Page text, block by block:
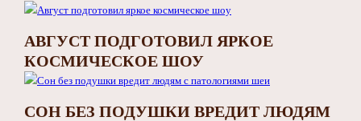
АВГУСТ ПОДГОТОВИЛ ЯРКОЕ
КОСМИЧЕСКОЕ ШОУ
СОН БЕЗ ПОДУШКИ ВРЕДИТ ЛЮДЯМ